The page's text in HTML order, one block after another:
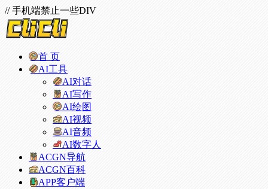
// 手机端禁止一些DIV
首 页
AI工具
AI对话
AI写作
AI绘图
AI视频
AI音频
AI数字人
ACGN导航
ACGN百科
APP客户端